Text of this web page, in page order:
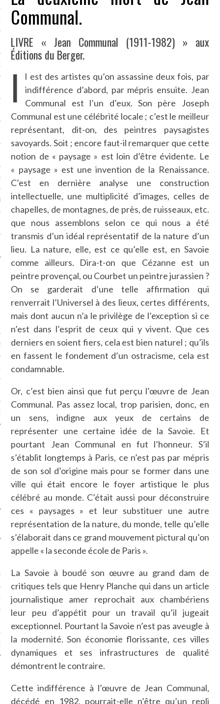
EN VOD
CARAVELLE
PODCAST
SUIVEZ-NOUS
CARAVELLE
CARAVELLE
PODCAST
Communal.
LIVRE « Jean Communal (1911-1982) » aux
Éditions du Berger.
I
l est des artistes qu’on assassine deux fois, par
indifférence d’abord, par mépris ensuite. Jean
Communal est l’un d’eux. Son père Joseph
Communal est une célébrité locale ; c’est le meilleur
représentant, dit-on, des peintres paysagistes
savoyards. Soit ; encore faut-il remarquer que cette
notion de « paysage » est loin d’être évidente. Le
« paysage » est une invention de la Renaissance.
C’est en dernière analyse une construction
intellectuelle, une multiplicité d’images, celles de
chapelles, de montagnes, de près, de ruisseaux, etc.
que nous assemblons selon ce qui nous a été
transmis d’un idéal représentatif de la nature d’un
lieu. La nature, elle, est ce qu’elle est, en Savoie
comme ailleurs. Dira-t-on que Cézanne est un
peintre provençal, ou Courbet un peintre jurassien ?
On se garderait d’une telle affirmation qui
renverrait l’Universel à des lieux, certes différents,
mais dont aucun n’a le privilège de l’exception si ce
n’est dans l’esprit de ceux qui y vivent. Que ces
derniers en soient fiers, cela est bien naturel ; qu’ils
en fassent le fondement d’un ostracisme, cela est
condamnable.
Or, c’est bien ainsi que fut perçu l’œuvre de Jean
Communal. Pas assez local, trop parisien, donc, en
un sens, indigne aux yeux de certains de
représenter une certaine idée de la Savoie. Et
pourtant Jean Communal en fut l’honneur. S’il
s’établit longtemps à Paris, ce n’est pas par mépris
de son sol d’origine mais pour se former dans une
ville qui était encore le foyer artistique le plus
célébré au monde. C’était aussi pour déconstruire
ces « paysages » et leur substituer une autre
représentation de la nature, du monde, telle qu’elle
s’élaborait dans ce grand mouvement pictural qu’on
appelle « la seconde école de Paris ».
La Savoie à boudé son œuvre au grand dam de
critiques tels que Henry Planche qui dans un article
journalistique amer reprochait aux chambériens
leur peu d’appétit pour un travail qu’il jugeait
exceptionnel. Pourtant la Savoie n’est pas aveugle à
la modernité. Son économie florissante, ces villes
dynamiques et ses infrastructures de qualité
démontrent le contraire.
Cette indifférence à l’œuvre de Jean Communal,
décédé en 1982, pourrait-elle n’être qu’un repli